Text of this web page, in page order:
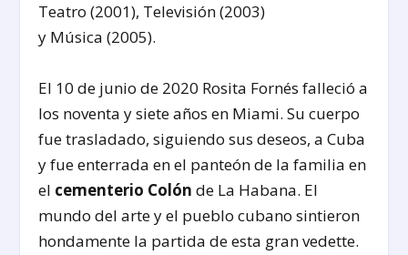
Teatro (2001), Televisión (2003)
y Música (2005).
El 10 de junio de 2020 Rosita Fornés falleció a
los noventa y siete años en Miami. Su cuerpo
fue trasladado, siguiendo sus deseos, a Cuba
y fue enterrada en el panteón de la familia en
el cementerio Colón de La Habana. El
mundo del arte y el pueblo cubano sintieron
hondamente la partida de esta gran vedette.